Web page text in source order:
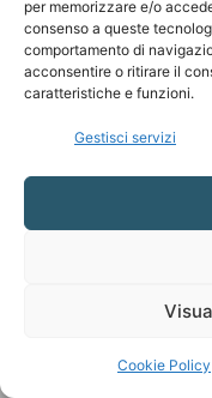
per memorizzare e/o
consenso a queste
comportamento di
acconsentire o ritirare il
caratteristiche e funzioni.
Gestisci servizi
Cookie Policy